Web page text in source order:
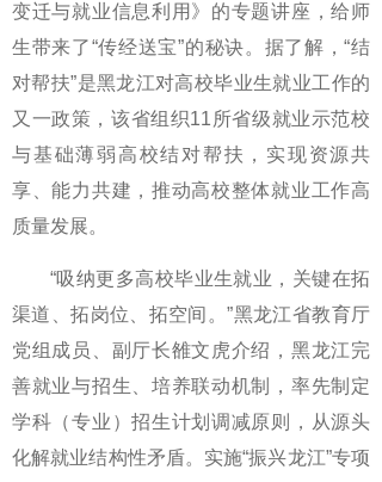
变迁与就业信息利用》的专题讲座，给师
生带来了“传经送宝”的秘诀。据了解，“结
对帮扶”是黑龙江对高校毕业生就业工作的
又一政策，该省组织11所省级就业示范校
与基础薄弱高校结对帮扶，实现资源共
享、能力共建，推动高校整体就业工作高
质量发展。
“吸纳更多高校毕业生就业，关键在拓
渠道、拓岗位、拓空间。”黑龙江省教育厅
党组成员、副厅长雒文虎介绍，黑龙江完
善就业与招生、培养联动机制，率先制定
学科（专业）招生计划调减原则，从源头
化解就业结构性矛盾。实施“振兴龙江”专项